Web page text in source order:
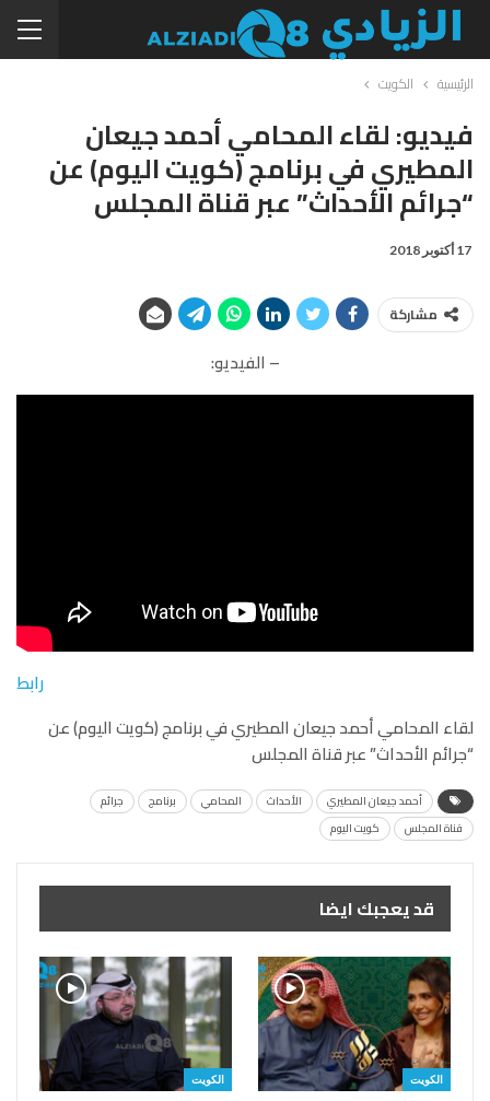
الرئيسية الكويت
فيديو: لقاء المحامي أحمد جيعان
المطيري في برنامج (كويت اليوم) عن
“جرائم الأحداث” عبر قناة المجلس
17 أكتوبر 2018
مشاركة
– الفيديو:
رابط
لقاء المحامي أحمد جيعان المطيري في برنامج (كويت اليوم) عن
“جرائم الأحداث” عبر قناة المجلس
أحمد جيعان المطيري الأحداث المحامي برنامج
جرائم
قناة المجلس
كويت اليوم
قد يعجبك ايضا
الكويت الكويت